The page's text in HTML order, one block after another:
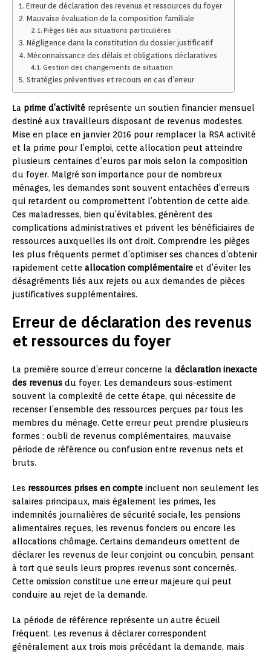
Erreur de déclaration des revenus et ressources du foyer
Mauvaise évaluation de la composition familiale
Pièges liés aux situations particulières
Négligence dans la constitution du dossier justificatif
Méconnaissance des délais et obligations déclaratives
Gestion des changements de situation
Stratégies préventives et recours en cas d’erreur
La prime d’activité représente un soutien financier mensuel
destiné aux travailleurs disposant de revenus modestes.
Mise en place en janvier 2016 pour remplacer la RSA activité
et la prime pour l’emploi, cette allocation peut atteindre
plusieurs centaines d’euros par mois selon la composition
du foyer. Malgré son importance pour de nombreux
ménages, les demandes sont souvent entachées d’erreurs
qui retardent ou compromettent l’obtention de cette aide.
Ces maladresses, bien qu’évitables, génèrent des
complications administratives et privent les bénéficiaires de
ressources auxquelles ils ont droit. Comprendre les pièges
les plus fréquents permet d’optimiser ses chances d’obtenir
rapidement cette allocation complémentaire et d’éviter les
désagréments liés aux rejets ou aux demandes de pièces
justificatives supplémentaires.
Erreur de déclaration des revenus
et ressources du foyer
La première source d’erreur concerne la déclaration inexacte
des revenus du foyer. Les demandeurs sous-estiment
souvent la complexité de cette étape, qui nécessite de
recenser l’ensemble des ressources perçues par tous les
membres du ménage. Cette erreur peut prendre plusieurs
formes : oubli de revenus complémentaires, mauvaise
période de référence ou confusion entre revenus nets et
bruts.
Les ressources prises en compte incluent non seulement les
salaires principaux, mais également les primes, les
indemnités journalières de sécurité sociale, les pensions
alimentaires reçues, les revenus fonciers ou encore les
allocations chômage. Certains demandeurs omettent de
déclarer les revenus de leur conjoint ou concubin, pensant
à tort que seuls leurs propres revenus sont concernés.
Cette omission constitue une erreur majeure qui peut
conduire au rejet de la demande.
La période de référence représente un autre écueil
fréquent. Les revenus à déclarer correspondent
généralement aux trois mois précédant la demande, mais